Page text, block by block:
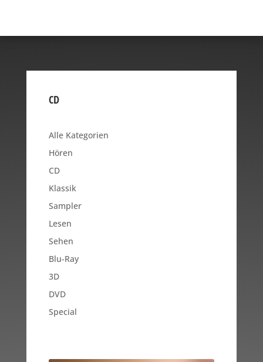
CD
Alle Kategorien
Hören
CD
Klassik
Sampler
Lesen
Sehen
Blu-Ray
3D
DVD
Special